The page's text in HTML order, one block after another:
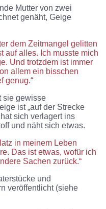
Mutter von zwei
genäht, Geige
dem Zeitmangel gelitten
auf alles. Ich musste mich
Und trotzdem ist immer
allem ein bisschen
genug.“
sie gewisse
ist „auf der Strecke
sich verlagert ins
und näht sich etwas.
in meinem Leben
Das ist etwas, wofür ich
Sachen zurück.“
und
veröffentlicht (siehe